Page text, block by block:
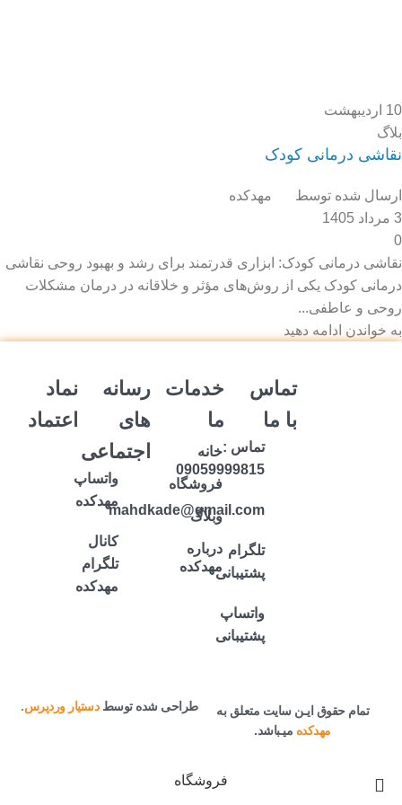
10 اردیبهشت
بلاگ
نقاشی درمانی کودک
ارسال شده توسط
مهدکده
3 مرداد 1405
0
نقاشی درمانی کودک: ابزاری قدرتمند برای رشد و بهبود روحی نقاشی
درمانی کودک یکی از روش‌های مؤثر و خلاقانه در درمان مشکلات
روحی و عاطفی...
به خواندن ادامه دهید
تماس
با ما
تماس :
09059999815
mahdkade@gmail.com
تلگرام
پشتیبانی
واتساپ
پشتیبانی
خدمات
ما
خانه
فروشگاه
وبلاگ
درباره
مهدکده
رسانه
های
اجتماعی
واتساپ
مهدکده
کانال
تلگرام
مهدکده
نماد
اعتماد
تمام حقوق ایـن سایت متعلق به
مهدکده میـباشد.
طراحی شده توسطدستیار وردپرس.
فروشگاه